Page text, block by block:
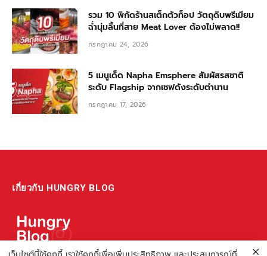
รวม 10 พิกัดร้านสเต็กตัวท็อป วัตถุดิบพรีเมียม
ฉ่ำนุ่มลิ้นที่สาย Meat Lover ต้องไม่พลาด!!
กรกฎาคม 24, 2026
5 เมนูเด็ด Napha Emsphere สัมผัสรสชาติ
ระดับ Flagship จากเชฟดังระดับตำนาน
กรกฎาคม 17, 2026
เกี่ยวกับ HUNGRY BLOG